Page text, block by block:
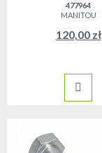
477964
MANITOU
120,00 zł